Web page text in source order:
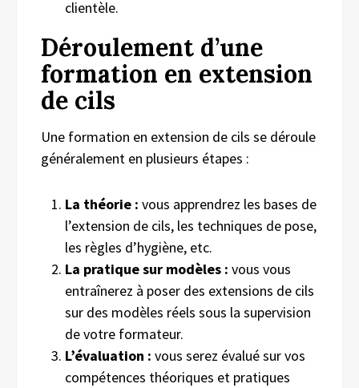
clientèle.
Déroulement d’une
formation en extension
de cils
Une formation en extension de cils se déroule
généralement en plusieurs étapes :
La théorie : vous apprendrez les bases de
l’extension de cils, les techniques de pose,
les règles d’hygiène, etc.
La pratique sur modèles : vous vous
entraînerez à poser des extensions de cils
sur des modèles réels sous la supervision
de votre formateur.
L’évaluation : vous serez évalué sur vos
compétences théoriques et pratiques